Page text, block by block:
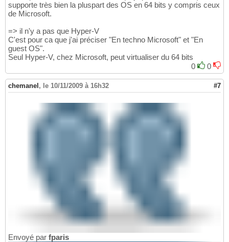
supporte très bien la pluspart des OS en 64 bits y compris ceux
de Microsoft.
=> il n'y a pas que Hyper-V
C'est pour ca que j'ai préciser "En techno Microsoft" et "En
guest OS".
Seul Hyper-V, chez Microsoft, peut virtualiser du 64 bits
0
0
chemanel , le 10/11/2009 à 16h32 #7
Envoyé par fparis